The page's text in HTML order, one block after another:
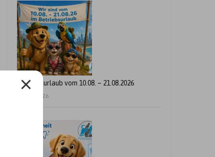
Betriebsurlaub vom 10.08. – 21.08.2026
24. Juli 2026